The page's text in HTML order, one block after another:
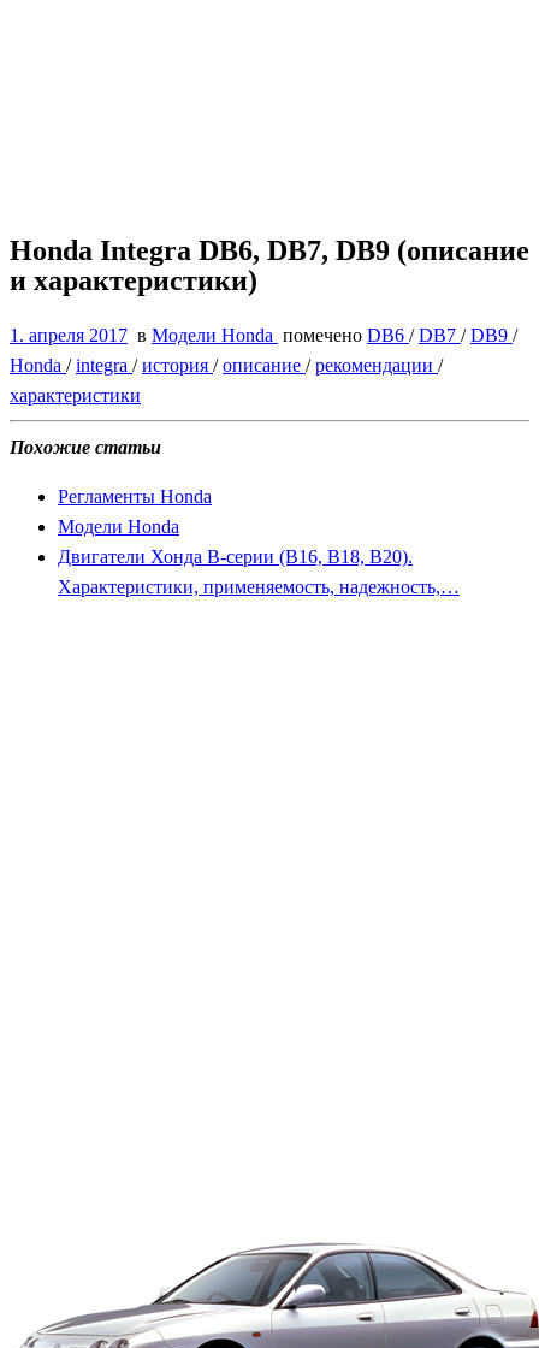
Honda Integra DB6, DB7, DB9 (описание
и характеристики)
1. апреля 2017 в Модели Honda помечено DB6 /DB7 /DB9 /
Honda /integra /история /описание /рекомендации /
характеристики
Похожие статьи
Регламенты Honda
Модели Honda
Двигатели Хонда B-серии (B16, B18, B20).
Характеристики, применяемость, надежность,…